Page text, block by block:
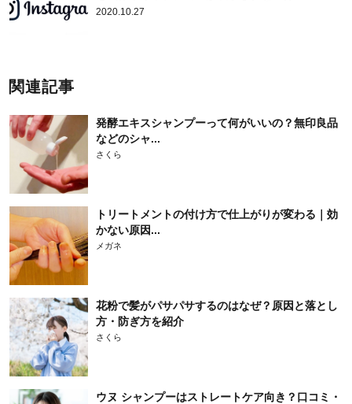
2020.10.27
関連記事
発酵エキスシャンプーって何がいいの？無印良品
などのシャ...
さくら
トリートメントの付け方で仕上がりが変わる｜効
かない原因...
メガネ
花粉で髪がパサパサするのはなぜ？原因と落とし
方・防ぎ方を紹介
さくら
ウヌ シャンプーはストレートケア向き？口コミ・